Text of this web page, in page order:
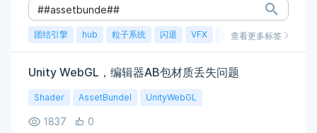
团结引擎 hub 粒子系统 闪退 VFX 崩溃 账号 渲染
查看更多标签
Unity WebGL，编辑器AB包材质丢失问题
Shader AssetBundel UnityWebGL
1837 0